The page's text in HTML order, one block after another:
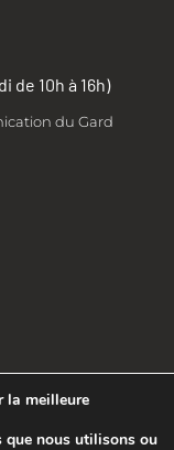
de 10h à 16h)
du Gard
la meilleure
que nous utilisons ou